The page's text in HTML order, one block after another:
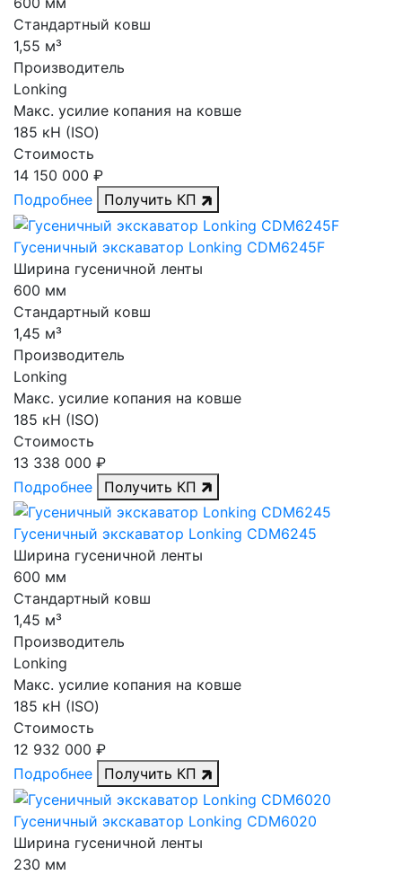
Стандартный ковш
1,55 м³
Производитель
Lonking
Макс. усилие копания на ковше
185 кН (ISO)
Стоимость
14 150 000 ₽
Подробнее
Получить КП
Гусеничный экскаватор Lonking CDM6245F
Ширина гусеничной ленты
600 мм
Стандартный ковш
1,45 м³
Производитель
Lonking
Макс. усилие копания на ковше
185 кН (ISO)
Стоимость
13 338 000 ₽
Подробнее
Получить КП
Гусеничный экскаватор Lonking CDM6245
Ширина гусеничной ленты
600 мм
Стандартный ковш
1,45 м³
Производитель
Lonking
Макс. усилие копания на ковше
185 кН (ISO)
Стоимость
12 932 000 ₽
Подробнее
Получить КП
Гусеничный экскаватор Lonking CDM6020
Ширина гусеничной ленты
230 мм